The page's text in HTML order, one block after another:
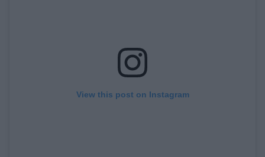
View this post on Instagram